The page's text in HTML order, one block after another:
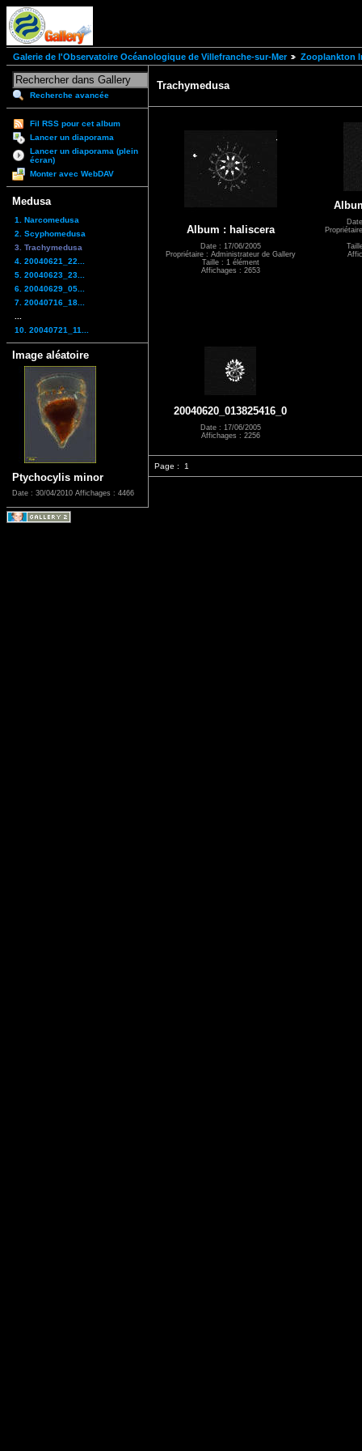
Galerie de l'Observatoire Océanologique de Villefranche-sur-Mer Zooplankton
Recherche avancée
Fil RSS pour cet album
Lancer un diaporama
Lancer un diaporama (plein
écran)
Monter avec WebDAV
Medusa
1. Narcomedusa
2. Scyphomedusa
3. Trachymedusa
4. 20040621_22...
5. 20040623_23...
6. 20040629_05...
7. 20040716_18...
10. 20040721_11...
Image aléatoire
Ptychocylis minor
Date : 30/04/2010 Affichages : 4466
Trachymedusa
Album : haliscera
Date : 17/06/2005
Propriétaire : Administrateur de Gallery
Taille : 1 élément
Affichages : 2653
20040620_013825416_0
Date : 17/06/2005
Affichages : 2256
Page : 1